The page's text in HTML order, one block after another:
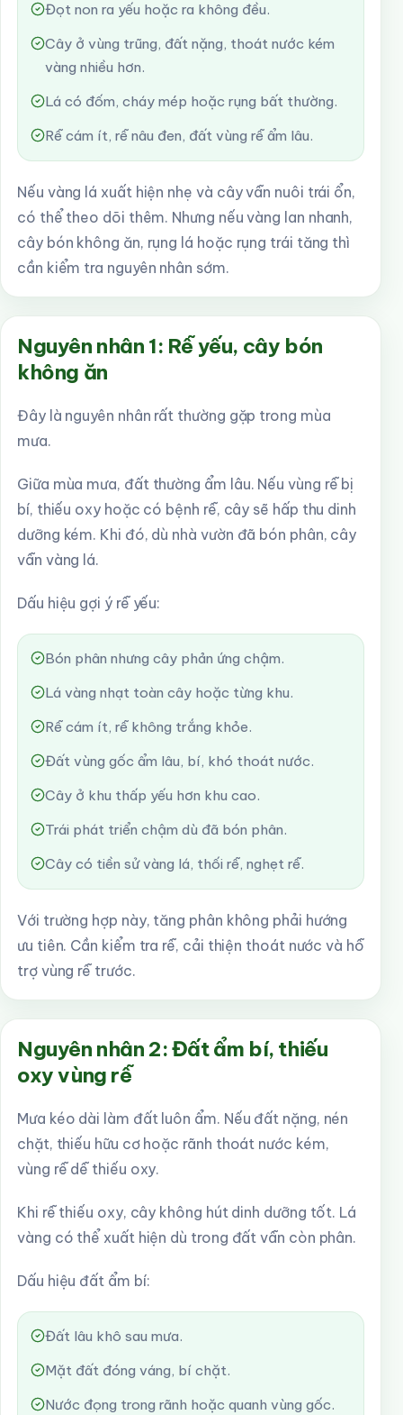
Đọt non ra yếu hoặc ra không đều.
Cây ở vùng trũng, đất nặng, thoát nước kém
vàng nhiều hơn.
Lá có đốm, cháy mép hoặc rụng bất thường.
Rễ cám ít, rễ nâu đen, đất vùng rễ ẩm lâu.
Nếu vàng lá xuất hiện nhẹ và cây vẫn nuôi trái ổn,
có thể theo dõi thêm. Nhưng nếu vàng lan nhanh,
cây bón không ăn, rụng lá hoặc rụng trái tăng thì
cần kiểm tra nguyên nhân sớm.
Nguyên nhân 1: Rễ yếu, cây bón
không ăn
Đây là nguyên nhân rất thường gặp trong mùa
mưa.
Giữa mùa mưa, đất thường ẩm lâu. Nếu vùng rễ bị
bí, thiếu oxy hoặc có bệnh rễ, cây sẽ hấp thu dinh
dưỡng kém. Khi đó, dù nhà vườn đã bón phân, cây
vẫn vàng lá.
Dấu hiệu gợi ý rễ yếu:
Bón phân nhưng cây phản ứng chậm.
Lá vàng nhạt toàn cây hoặc từng khu.
Rễ cám ít, rễ không trắng khỏe.
Đất vùng gốc ẩm lâu, bí, khó thoát nước.
Cây ở khu thấp yếu hơn khu cao.
Trái phát triển chậm dù đã bón phân.
Cây có tiền sử vàng lá, thối rễ, nghẹt rễ.
Với trường hợp này, tăng phân không phải hướng
ưu tiên. Cần kiểm tra rễ, cải thiện thoát nước và hỗ
trợ vùng rễ trước.
Nguyên nhân 2: Đất ẩm bí, thiếu
oxy vùng rễ
Mưa kéo dài làm đất luôn ẩm. Nếu đất nặng, nén
chặt, thiếu hữu cơ hoặc rãnh thoát nước kém,
vùng rễ dễ thiếu oxy.
Khi rễ thiếu oxy, cây không hút dinh dưỡng tốt. Lá
vàng có thể xuất hiện dù trong đất vẫn còn phân.
Dấu hiệu đất ẩm bí:
Đất lâu khô sau mưa.
Mặt đất đóng váng, bí chặt.
Nước đọng trong rãnh hoặc quanh vùng gốc.